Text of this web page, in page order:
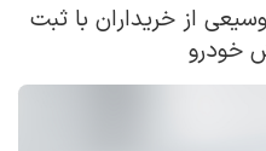
از خریداران با ثبت
خودرو